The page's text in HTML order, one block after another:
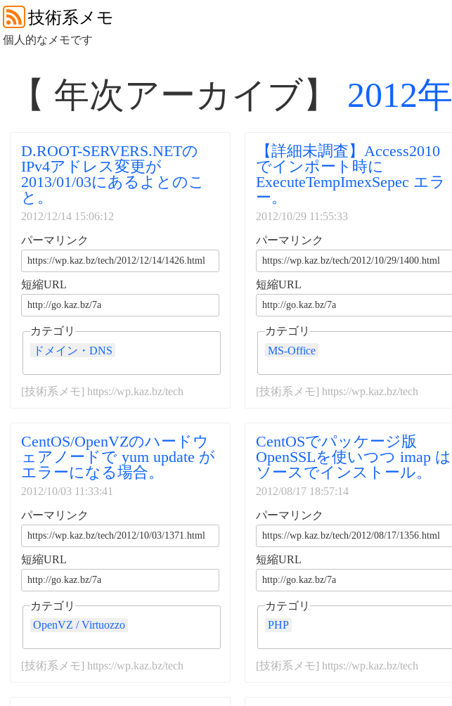
技術系メモ
個人的なメモです
【 年次アーカイブ】 2012年
D.ROOT-SERVERS.NETの
IPv4アドレス変更が
2013/01/03にあるよとのこ
と。
2012/12/14 15:06:12
パーマリンク
短縮URL
カテゴリ
ドメイン・DNS
[技術系メモ] https://wp.kaz.bz/tech
【詳細未調査】Access2010
でインポート時に
ExecuteTempImexSepec エラ
ー。
2012/10/29 11:55:33
パーマリンク
短縮URL
カテゴリ
MS-Office
[技術系メモ] https://wp.kaz.bz/tech
CentOS/OpenVZのハードウ
ェアノードで yum update が
エラーになる場合。
2012/10/03 11:33:41
パーマリンク
短縮URL
カテゴリ
OpenVZ / Virtuozzo
[技術系メモ] https://wp.kaz.bz/tech
CentOSでパッケージ版
OpenSSLを使いつつ imap は
ソースでインストール。
2012/08/17 18:57:14
パーマリンク
短縮URL
カテゴリ
PHP
[技術系メモ] https://wp.kaz.bz/tech